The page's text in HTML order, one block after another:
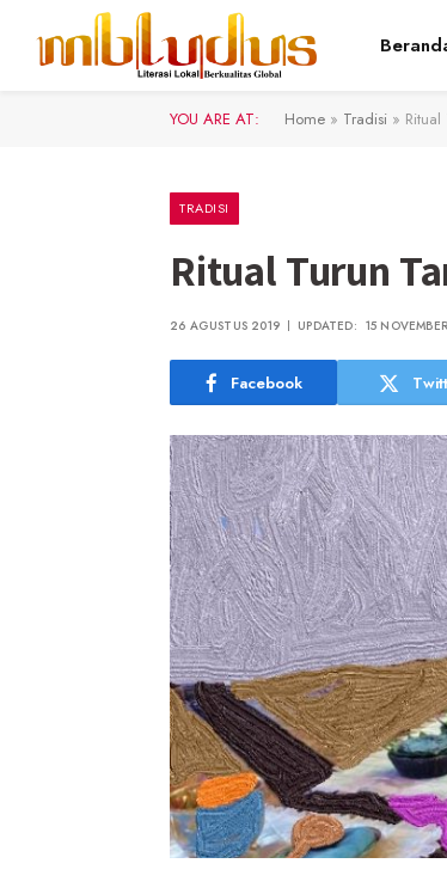
YOU ARE AT: Home » Tradisi »
TRADISI
Ritual Turun
26 AGUSTUS 2019 UPDATED: 15
Facebook